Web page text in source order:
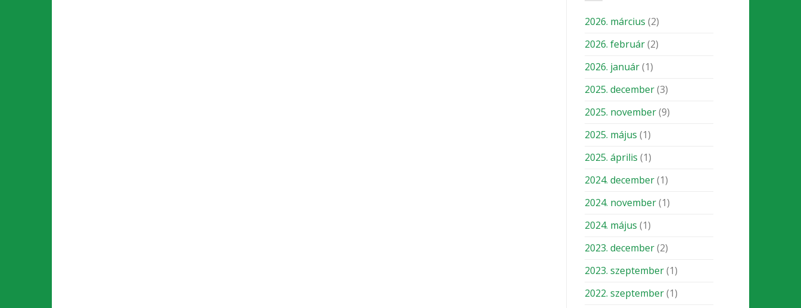
2026. március (2)
2026. február(2)
2026. január(1)
2025. december(3)
2025. november(9)
2025. május (1)
2025. április (1)
2024. december(1)
2024. november(1)
2024. május (1)
2023. december(2)
2023. szeptember(1)
2022. szeptember(1)